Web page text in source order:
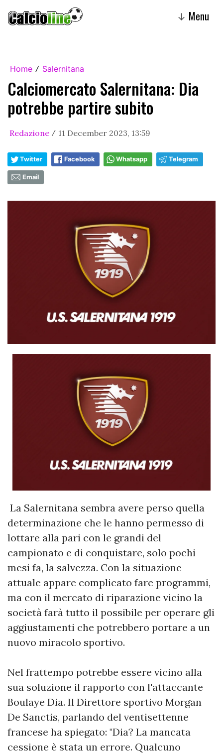
↓ Menu
Home / Salernitana
Calciomercato Salernitana: Dia
potrebbe partire subito
Redazione / 11 December 2023, 13:59
Twitter Facebook Whatsapp Telegram
Email
La Salernitana sembra avere perso quella
determinazione che le hanno permesso di
lottare alla pari con le grandi del
campionato e di conquistare, solo pochi
mesi fa, la salvezza. Con la situazione
attuale appare complicato fare programmi,
ma con il mercato di riparazione vicino la
società farà tutto il possibile per operare gli
aggiustamenti che potrebbero portare a un
nuovo miracolo sportivo.
Nel frattempo potrebbe essere vicino alla
sua soluzione il rapporto con l'attaccante
Boulaye Dia. Il Direttore sportivo Morgan
De Sanctis, parlando del ventisettenne
francese ha spiegato: "Dia? La mancata
cessione è stata un errore. Qualcuno